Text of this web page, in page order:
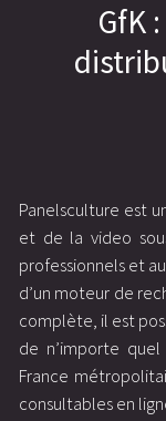
GfK
Panelsculture est
et de la video
professionnels et
d’un moteur de
complète, il est
de n’importe
France
consultables en